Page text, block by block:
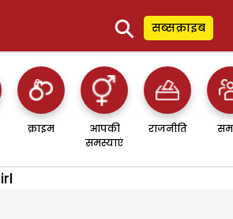
⚲ सब्सक्राइब
क्राइम
आपकी
समस्याएं
राजनीति